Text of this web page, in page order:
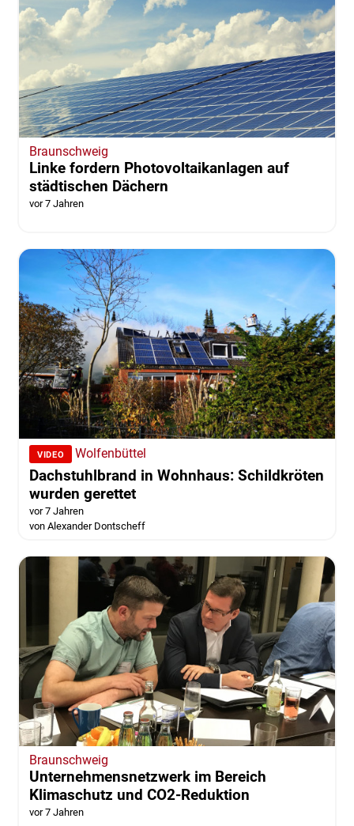
Braunschweig
Linke fordern Photovoltaikanlagen auf
städtischen Dächern
vor 7 Jahren
VIDEO Wolfenbüttel
Dachstuhlbrand in Wohnhaus: Schildkröten
wurden gerettet
vor 7 Jahren
von Alexander Dontscheff
Braunschweig
Unternehmensnetzwerk im Bereich
Klimaschutz und CO2-Reduktion
vor 7 Jahren